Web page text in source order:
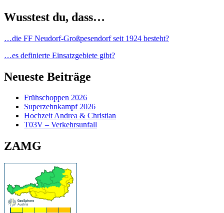
Wusstest du, dass…
…die FF Neudorf-Großpesendorf seit 1924 besteht?
…es definierte Einsatzgebiete gibt?
Neueste Beiträge
Frühschoppen 2026
Superzehnkampf 2026
Hochzeit Andrea & Christian
T03V – Verkehrsunfall
ZAMG